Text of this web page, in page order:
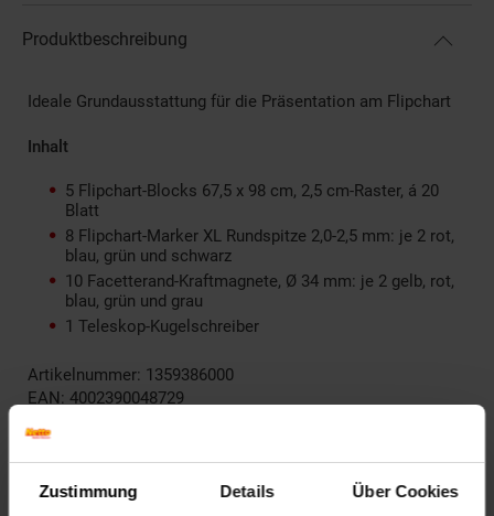
Zustimmung Details Über Cookies
Produktbeschreibung
Ideale Grundausstattung für die Präsentation am Flipchart
Inhalt
5 Flipchart-Blocks 67,5 x 98 cm, 2,5 cm-Raster, á 20
Blatt
8 Flipchart-Marker XL Rundspitze 2,0-2,5 mm: je 2 rot,
blau, grün und schwarz
10 Facetterand-Kraftmagnete, Ø 34 mm: je 2 gelb, rot,
blau, grün und grau
1 Teleskop-Kugelschreiber
Artikelnummer: 1359386000
EAN: 4002390048729